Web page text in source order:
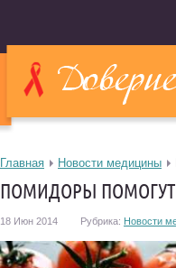
Главная Новости медицины
ПОМИДОРЫ ПОМОГУТ
18 Июн 2014 Рубрика: Новости